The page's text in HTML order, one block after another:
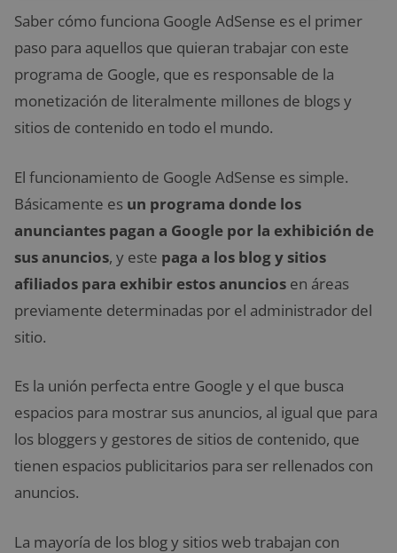
Saber cómo funciona Google AdSense es el primer
paso para aquellos que quieran trabajar con este
programa de Google, que es responsable de la
monetización de literalmente millones de blogs y
sitios de contenido en todo el mundo.
El funcionamiento de Google AdSense es simple.
Básicamente es un programa donde los
anunciantes pagan a Google por la exhibición de
sus anuncios, y este paga a los blog y sitios
afiliados para exhibir estos anuncios en áreas
previamente determinadas por el administrador del
sitio.
Es la unión perfecta entre Google y el que busca
espacios para mostrar sus anuncios, al igual que para
los bloggers y gestores de sitios de contenido, que
tienen espacios publicitarios para ser rellenados con
anuncios.
La mayoría de los blog y sitios web trabajan con